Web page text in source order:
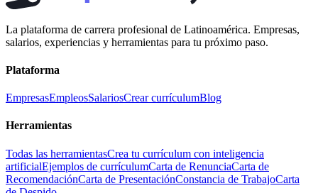
La plataforma de carrera profesional de Latinoamérica. Empresas,
salarios, experiencias y herramientas para tu próximo paso.
Plataforma
EmpresasEmpleosSalariosCrear currículumBlog
Herramientas
Todas las herramientasCrea tu currículum con inteligencia
artificialEjemplos de currículumCarta de RenunciaCarta de
RecomendaciónCarta de PresentaciónConstancia de TrabajoCarta